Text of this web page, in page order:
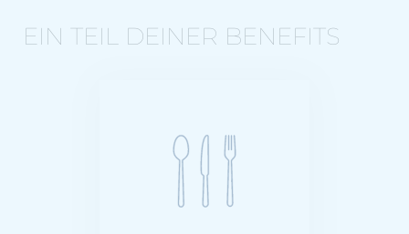
EIN TEIL DEINER BENEFITS
3 x am Tag; 7-Tage
die Woche